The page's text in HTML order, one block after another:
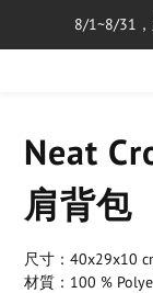
8/1~8/31
Neat
肩背包
尺寸：40x29x10
材質：100 %